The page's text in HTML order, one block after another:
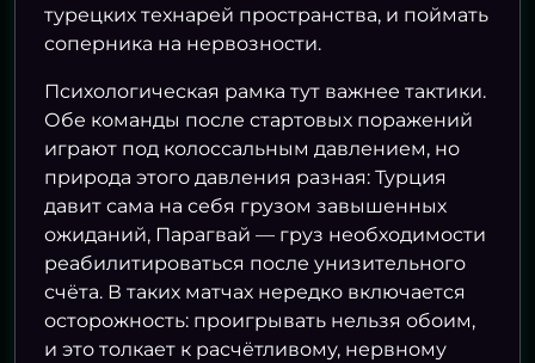
турецких технарей пространства, и поймать
соперника на нервозности.
Психологическая рамка тут важнее тактики.
Обе команды после стартовых поражений
играют под колоссальным давлением, но
природа этого давления разная: Турция
давит сама на себя грузом завышенных
ожиданий, Парагвай — груз необходимости
реабилитироваться после унизительного
счёта. В таких матчах нередко включается
осторожность: проигрывать нельзя обоим,
и это толкает к расчётливому, нервному